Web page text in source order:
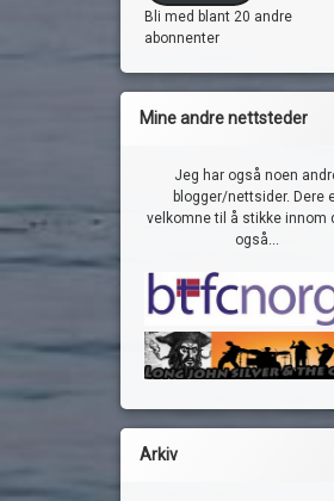
Bli med blant 20 andre
abonnenter
Mine andre nettsteder
Jeg har også noen
blogger/nettsider. Dere
velkomne til å stikke innom
også...
Arkiv